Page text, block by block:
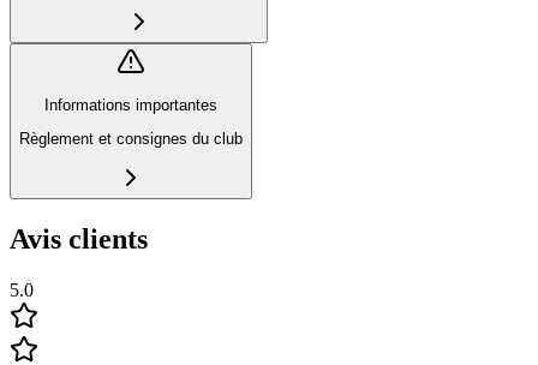
Informations importantes
Règlement et consignes du club
Avis clients
5.0